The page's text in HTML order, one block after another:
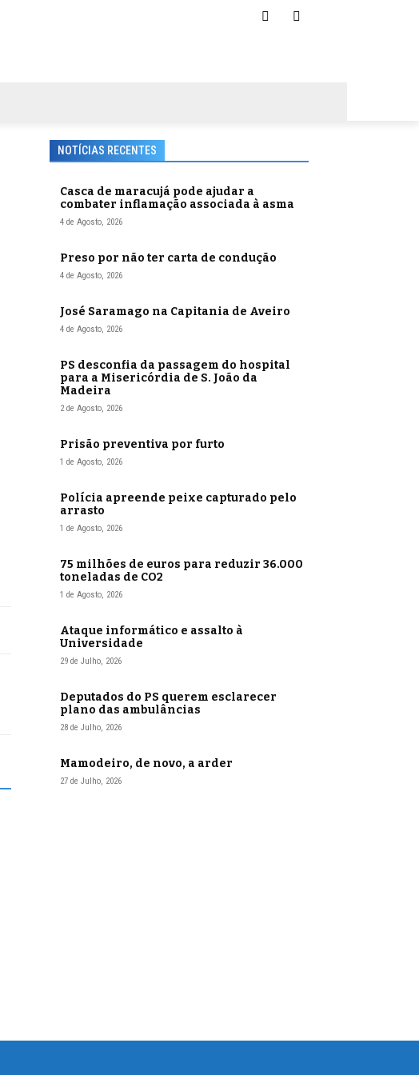
NOTÍCIAS RECENTES
Casca de maracujá pode ajudar a
combater inflamação associada à asma
4 de Agosto, 2026
Preso por não ter carta de condução
4 de Agosto, 2026
José Saramago na Capitania de Aveiro
4 de Agosto, 2026
PS desconfia da passagem do hospital
para a Misericórdia de S. João da
Madeira
2 de Agosto, 2026
Prisão preventiva por furto
1 de Agosto, 2026
Polícia apreende peixe capturado pelo
arrasto
1 de Agosto, 2026
75 milhões de euros para reduzir 36.000
toneladas de CO2
1 de Agosto, 2026
Ataque informático e assalto à
Universidade
29 de Julho, 2026
Deputados do PS querem esclarecer
plano das ambulâncias
28 de Julho, 2026
Mamodeiro, de novo, a arder
27 de Julho, 2026